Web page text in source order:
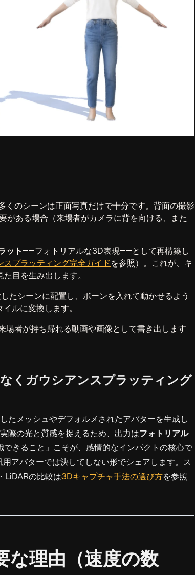
くのシーンは正面写真だけで十分です。背面の撮影
がある場合（来場者がカメラに背を向ける、また
ット ――フォトリアルな3D表現――として再構築し
スプラッティング完全ガイド を参照）。これが、キ
目を生み出します。
たシーンに配置し、ボーンを入れて動かせるよう
ルに変換します。
場者が持ち帰れる動画や画像として書き出します
くガウシアンスプラッティング
たメッシュやデフォルメされたアバターを生成し
際の光と質感を捉えるため、出力はフォトリアル
きること」こそが、感情的なインパクトの核心で
アバターでは決してしない形でシェアします。ス
LiDARの比較は3Dキャプチャ手法の選び方を参照
な理由（速度の数